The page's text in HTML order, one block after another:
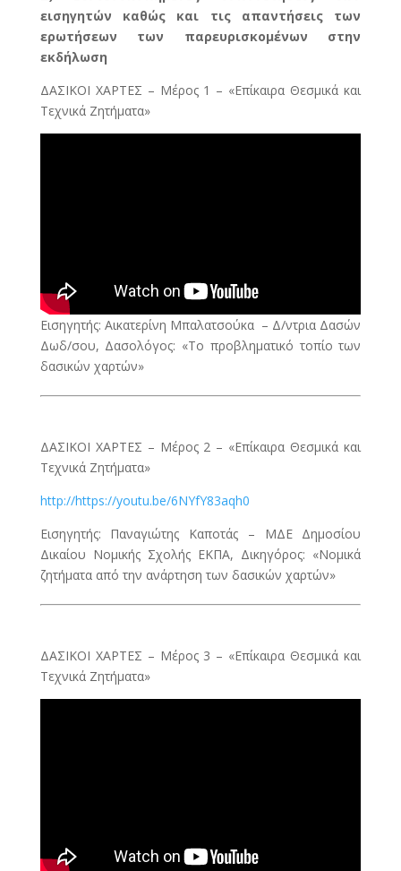
εισηγητών καθώς και τις απαντήσεις των
ερωτήσεων των παρευρισκομένων στην
εκδήλωση
ΔΑΣΙΚΟΙ ΧΑΡΤΕΣ – Μέρος 1 – «Επίκαιρα Θεσμικά και
Τεχνικά Ζητήματα»
Εισηγητής: Αικατερίνη Μπαλατσούκα – Δ/ντρια Δασών
Δωδ/σου, Δασολόγος: «Το προβληματικό τοπίο των
δασικών χαρτών»
ΔΑΣΙΚΟΙ ΧΑΡΤΕΣ – Μέρος 2 – «Επίκαιρα Θεσμικά και
Τεχνικά Ζητήματα»
http://https://youtu.be/6NYfY83aqh0
Εισηγητής: Παναγιώτης Καποτάς – ΜΔΕ Δημοσίου
Δικαίου Νομικής Σχολής ΕΚΠΑ, Δικηγόρος: «Νομικά
ζητήματα από την ανάρτηση των δασικών χαρτών»
ΔΑΣΙΚΟΙ ΧΑΡΤΕΣ – Μέρος 3 – «Επίκαιρα Θεσμικά και
Τεχνικά Ζητήματα»